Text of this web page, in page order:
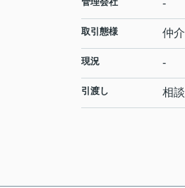
-
取引態様 仲介
現況 -
引渡し 相談